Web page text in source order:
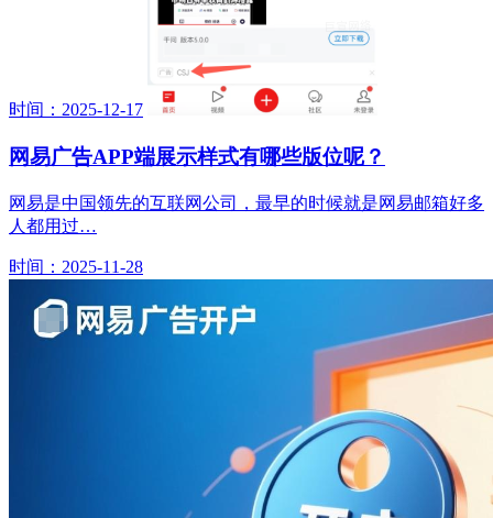
时间：2025-12-17
网易广告APP端展示样式有哪些版位呢？
网易是中国领先的互联网公司，最早的时候就是网易邮箱好多
人都用过…
时间：2025-11-28